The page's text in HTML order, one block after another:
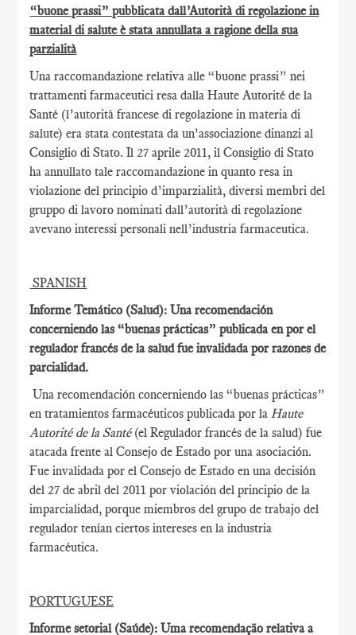
“buone prassi” pubblicata dall’Autorità di regolazione in
material di salute è stata annullata a ragione della sua
parzialità
Una raccomandazione relativa alle “buone prassi” nei
trattamenti farmaceutici resa dalla Haute Autorité de la
Santé (l’autorità francese di regolazione in materia di
salute) era stata contestata da un’associazione dinanzi al
Consiglio di Stato. Il 27 aprile 2011, il Consiglio di Stato
ha annullato tale raccomandazione in quanto resa in
violazione del principio d’imparzialità, diversi membri del
gruppo di lavoro nominati dall’autorità di regolazione
avevano interessi personali nell’industria farmaceutica.
SPANISH
Informe Temático (Salud): Una recomendación
concerniendo las “buenas prácticas” publicada en por el
regulador francés de la salud fue invalidada por razones de
parcialidad.
Una recomendación concerniendo las “buenas prácticas”
en tratamientos farmacéuticos publicada por laHaute
Autorité de la Santé (el Regulador francés de la salud) fue
atacada frente al Consejo de Estado por una asociación.
Fue invalidada por el Consejo de Estado en una decisión
del 27 de abril del 2011 por violación del principio de la
imparcialidad, porque miembros del grupo de trabajo del
regulador tenían ciertos intereses en la industria
farmacéutica.
PORTUGUESE
Informe setorial (Saúde): Uma recomendação relativa a